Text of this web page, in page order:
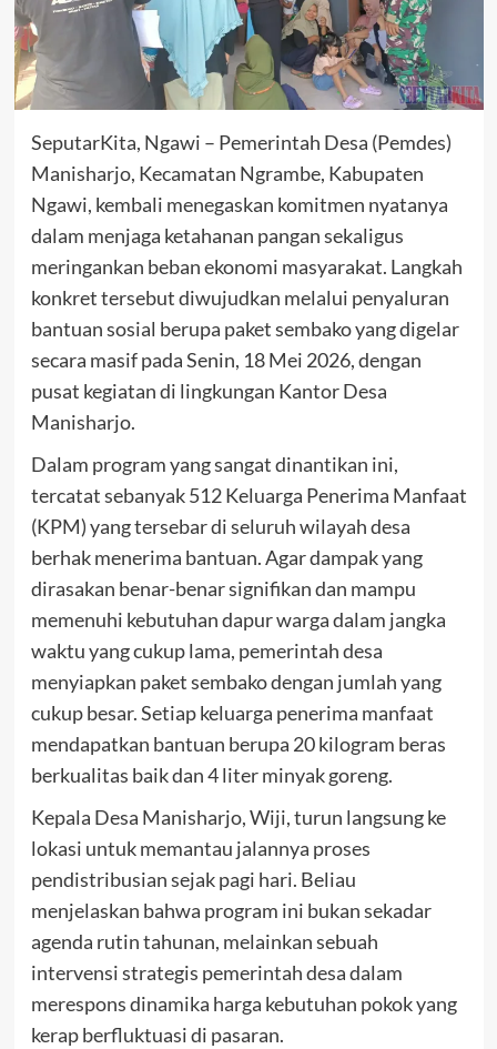
SeputarKita, Ngawi – Pemerintah Desa (Pemdes)
Manisharjo, Kecamatan Ngrambe, Kabupaten
Ngawi, kembali menegaskan komitmen nyatanya
dalam menjaga ketahanan pangan sekaligus
meringankan beban ekonomi masyarakat. Langkah
konkret tersebut diwujudkan melalui penyaluran
bantuan sosial berupa paket sembako yang digelar
secara masif pada Senin, 18 Mei 2026, dengan
pusat kegiatan di lingkungan Kantor Desa
Manisharjo.
Dalam program yang sangat dinantikan ini,
tercatat sebanyak 512 Keluarga Penerima Manfaat
(KPM) yang tersebar di seluruh wilayah desa
berhak menerima bantuan. Agar dampak yang
dirasakan benar-benar signifikan dan mampu
memenuhi kebutuhan dapur warga dalam jangka
waktu yang cukup lama, pemerintah desa
menyiapkan paket sembako dengan jumlah yang
cukup besar. Setiap keluarga penerima manfaat
mendapatkan bantuan berupa 20 kilogram beras
berkualitas baik dan 4 liter minyak goreng.
Kepala Desa Manisharjo, Wiji, turun langsung ke
lokasi untuk memantau jalannya proses
pendistribusian sejak pagi hari. Beliau
menjelaskan bahwa program ini bukan sekadar
agenda rutin tahunan, melainkan sebuah
intervensi strategis pemerintah desa dalam
merespons dinamika harga kebutuhan pokok yang
kerap berfluktuasi di pasaran.